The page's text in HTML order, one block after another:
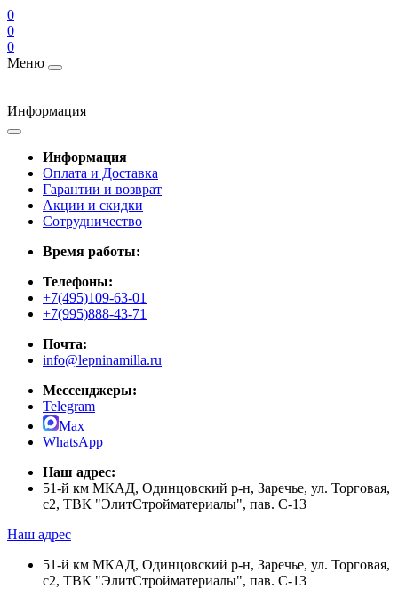
0
0
0
Меню
Информация
Информация
Оплата и Доставка
Гарантии и возврат
Акции и скидки
Cотрудничество
Время работы:
Телефоны:
+7(495)109-63-01
+7(995)888-43-71
Почта:
info@lepninamilla.ru
Мессенджеры:
Telegram
Max
WhatsApp
Наш адрес:
51-й км МКАД, Одинцовский р-н, Заречье, ул. Торговая,
с2, ТВК "ЭлитСтройматериалы", пав. С-13
Наш адрес
51-й км МКАД, Одинцовский р-н, Заречье, ул. Торговая,
с2, ТВК "ЭлитСтройматериалы", пав. С-13